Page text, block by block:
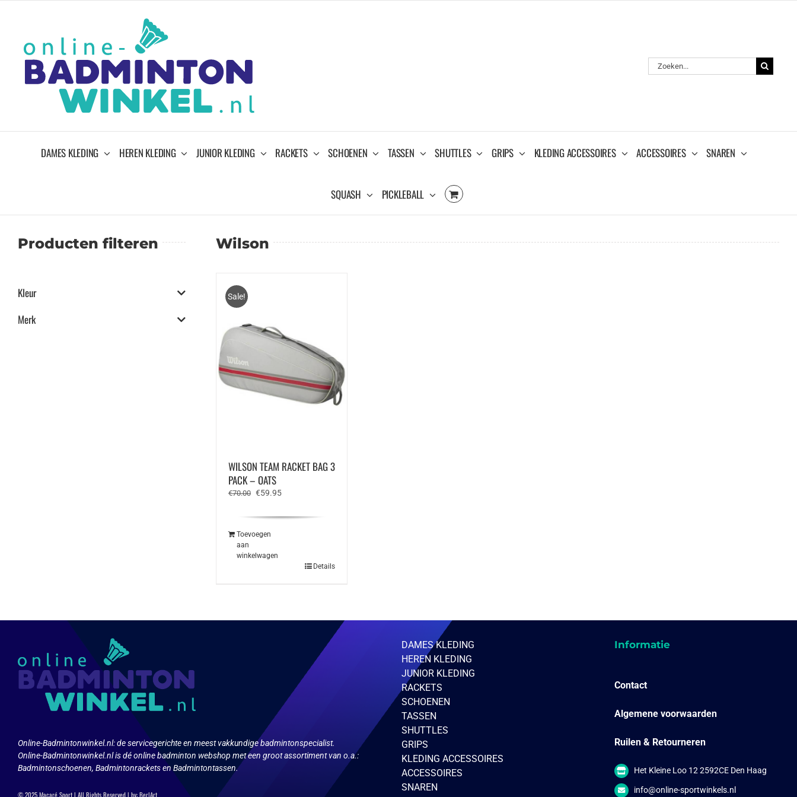
Zoeken
naar:
DAMES KLEDING HEREN KLEDING JUNIOR KLEDING RACKETS SCHOENEN TASSEN SHUTTLES GRIPS KLEDING ACCESSOIRES ACCESSOIRES SNAREN
SQUASH PICKLEBALL
Producten filteren
Kleur
Merk
Wilson
Sale!
WILSON TEAM RACKET BAG 3
PACK – OATS
€70.00 Oorspronkelijke
was:
€59.95Huidige
is:
Toevoegen
aan
winkelwagen
Details
Online-Badmintonwinkel.nl:de servicegerichte en meest vakkundige badmintonspecialist.
Online-Badmintonwinkel.nl is dé online badminton webshop met een groot assortiment van o.a.:
Badmintonschoenen, Badmintonrackets en Badmintontassen.
© 2025 Macaré Sport | All Rights Reserved | by:Ber|Art
DAMES KLEDING
HEREN KLEDING
JUNIOR KLEDING
RACKETS
SCHOENEN
TASSEN
SHUTTLES
GRIPS
KLEDING ACCESSOIRES
ACCESSOIRES
SNAREN
Informatie
Contact
Algemene voorwaarden
Ruilen & Retourneren
Het Kleine Loo 12 2592CE Den Haag
info@online-sportwinkels.nl